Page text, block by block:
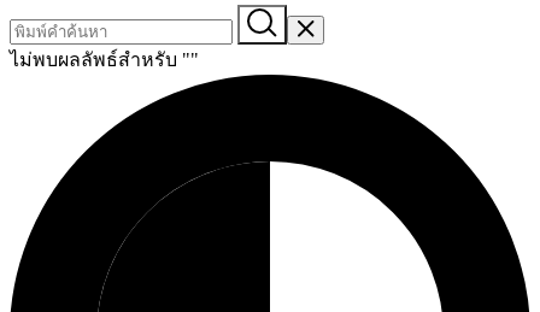
ไม่พบผลลัพธ์สำหรับ ""